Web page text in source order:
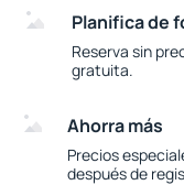
Planifica de
Reserva sin
gratuita.
Ahorra más
Precios
después de